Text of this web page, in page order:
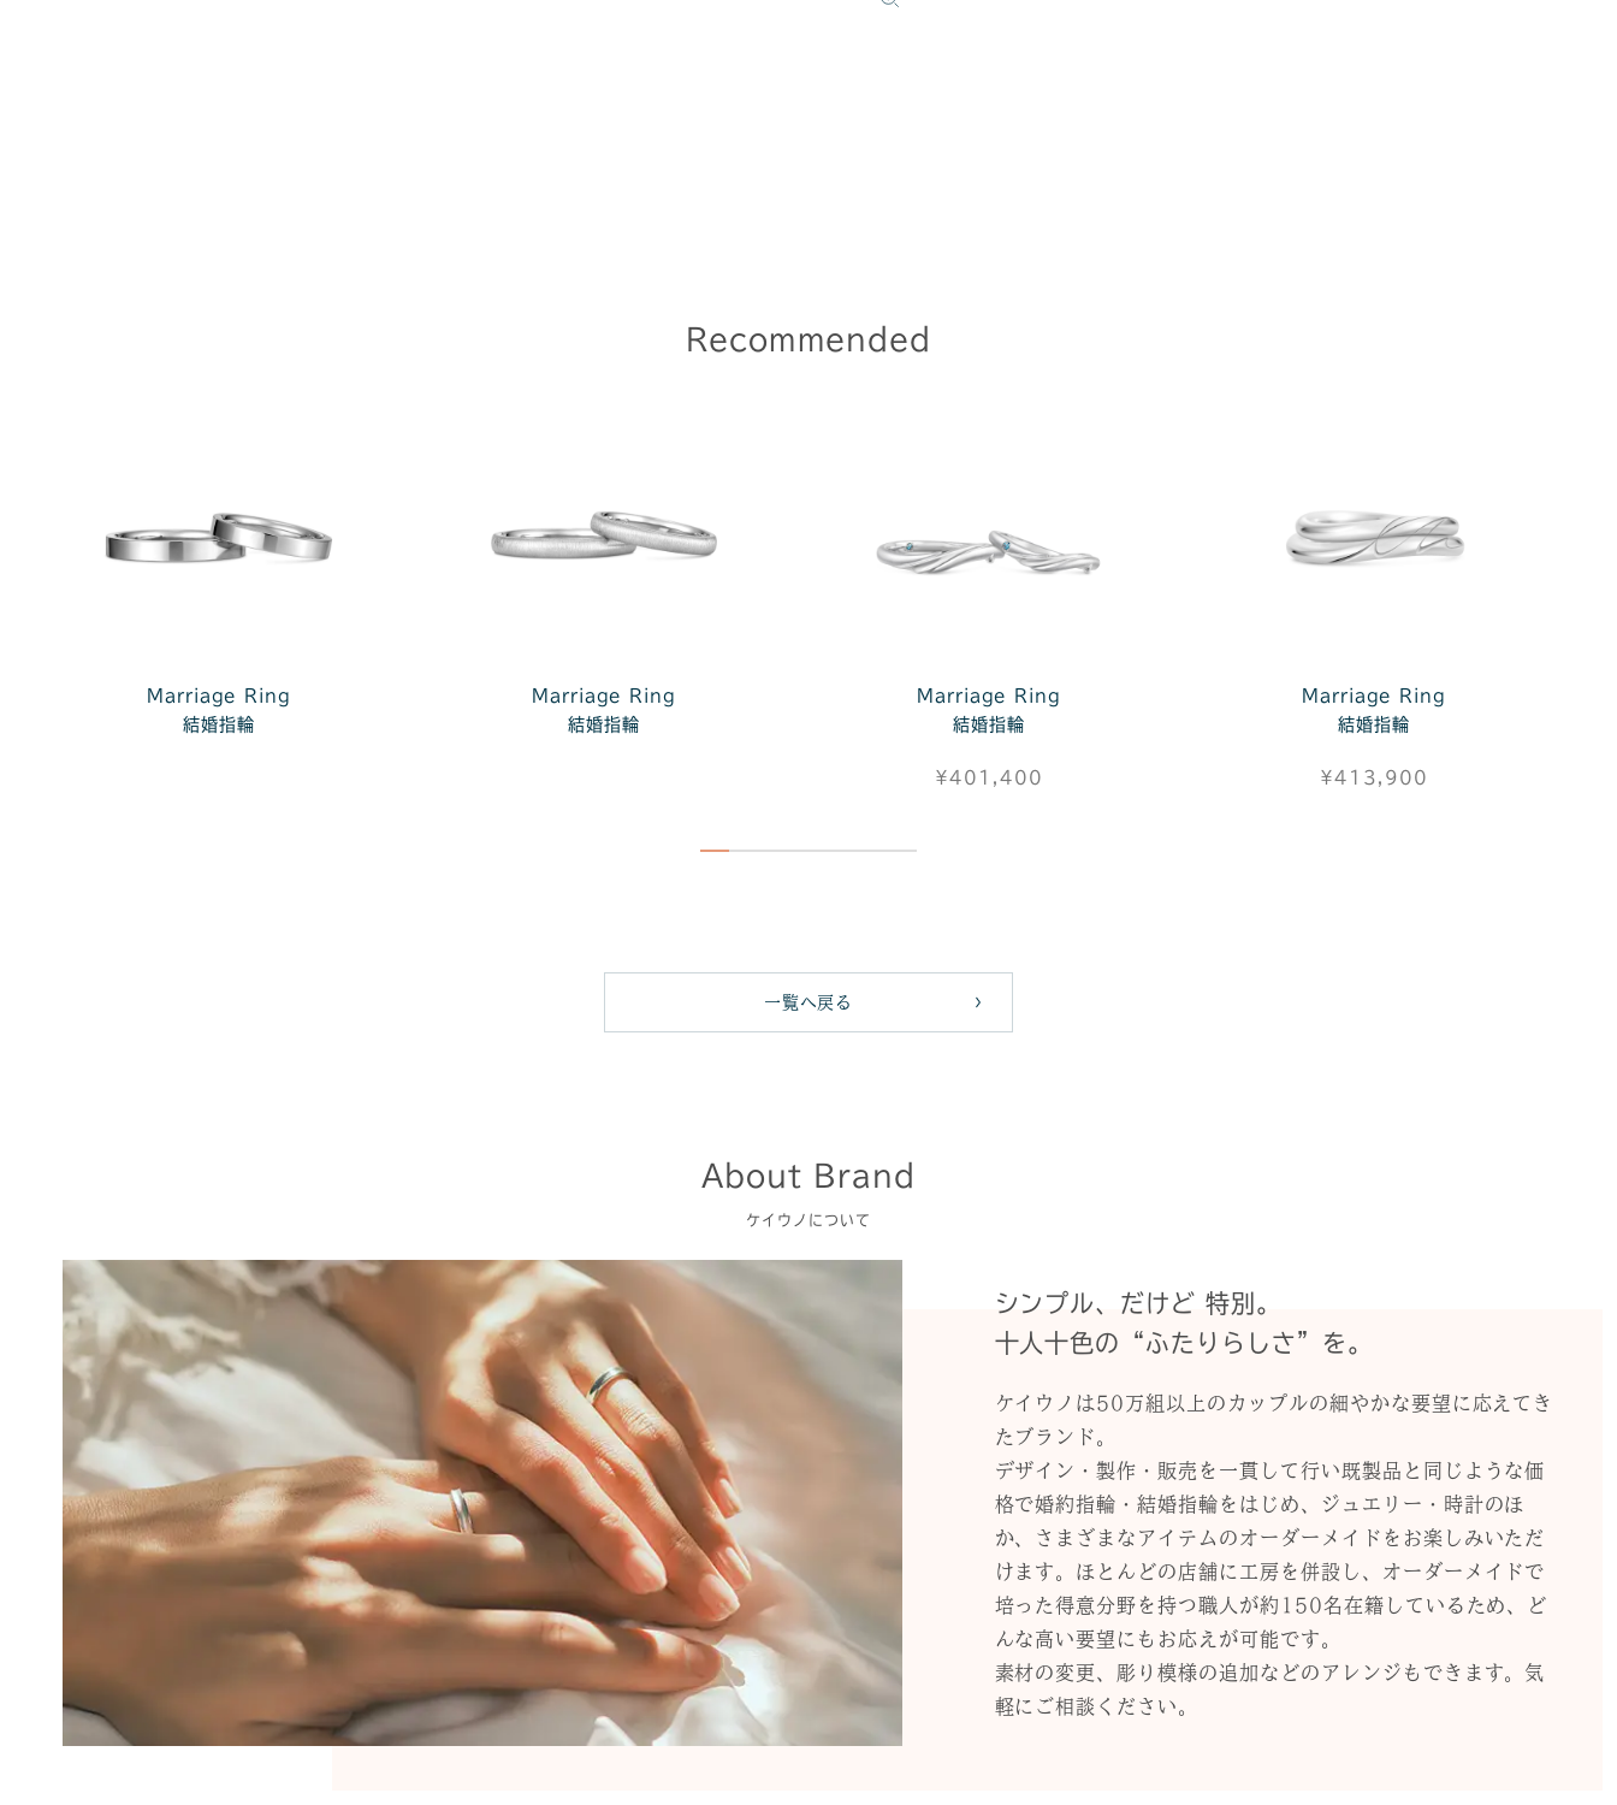
Recommended
Marriage Ring
結婚指輪
Marriage Ring
結婚指輪
Marriage Ring
結婚指輪
¥401,400
Marriage Ring
結婚指輪
¥413,900
一覧へ戻る
About Brand
ケイウノについて
シンプル、だけど 特別。
十人十色の“ふたりらしさ”を。
ケイウノは50万組以上のカップルの細やかな要望に応えてき
たブランド。
デザイン・製作・販売を一貫して行い既製品と同じような価
格で婚約指輪・結婚指輪をはじめ、ジュエリー・時計のほ
か、さまざまなアイテムのオーダーメイドをお楽しみいただ
けます。ほとんどの店舗に工房を併設し、オーダーメイドで
培った得意分野を持つ職人が約150名在籍しているため、ど
んな高い要望にもお応えが可能です。
素材の変更、彫り模様の追加などのアレンジもできます。気
軽にご相談ください。